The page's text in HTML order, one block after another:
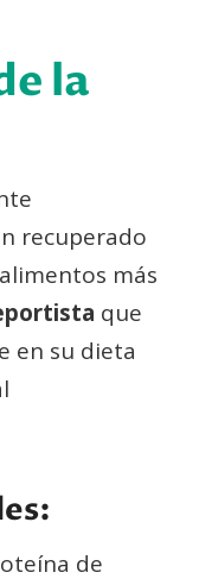
la
recuperado
más
que
en su dieta
de